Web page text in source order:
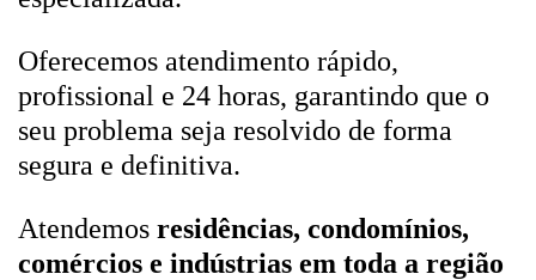
Oferecemos atendimento rápido,
profissional e 24 horas, garantindo que o
seu problema seja resolvido de forma
segura e definitiva.
Atendemos residências, condomínios,
comércios e indústrias em toda a região